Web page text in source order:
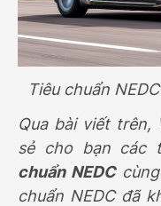
Tiêu chuẩn
Qua bài viết trên,
sẻ cho bạn các
chuẩn NEDCcùng
chuẩn NEDC đã